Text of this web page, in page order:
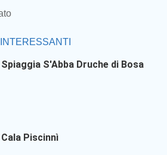
Spiaggia S'Abba Druche di Bosa
Cala Piscinnì